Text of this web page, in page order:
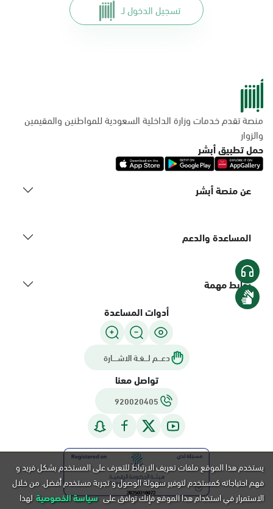
تسجيل الدخول لـ
منصة تقدم خدمات وزارة الداخلية السعودية للمواطنين والمقيمين
والزوار
حمل تطبيق أبشر
عن منصة أبشر
المساعدة والدعم
روابط مهمة
أدوات المساعدة
دعـــم لـــغـة الاشــــارة
تواصل معنا
920020405
يستخدم هذا الموقع ملفات تعريف الارتباط للتعرف على المستخدم بشكل فريد و
فهم احتياجاته كمستخدم لتوفير سهولة الوصول و تجربة مستخدم أفضل. من خلال
الاستمرار في استخدام هذا الموقع فإنك توافق على سياسة الخصوصية لهذا